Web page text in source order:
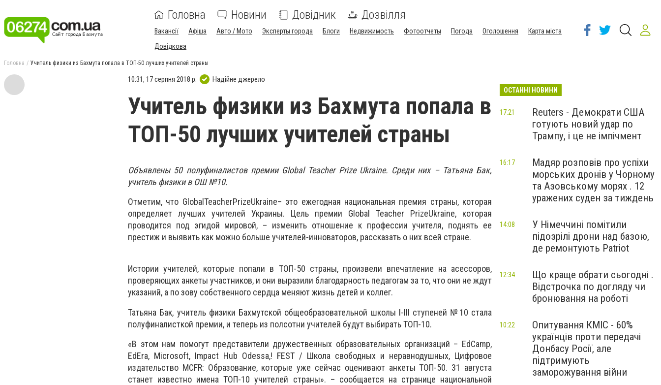
Головна Новини Довідник Дозвілля
Вакансії Афіша Авто / Мото Эксперты города Блоги Недвижимость Фотоотчеты Погода Оголошення
Карта міста
Довідкова
Головна Учитель физики из Бахмута попала в ТОП-50 лучших учителей страны
10:31, 17 серпня 2018 р. Надійне джерело
Учитель физики из Бахмута попала в
ТОП-50 лучших учителей страны
Объявлены 50 полуфиналистов премии Global Teacher Prize Ukraine. Среди них – Татьяна Бак,
учитель физики в ОШ №10.
Отметим, что Global TeacherPrizeUkraine– это ежегодная национальная премия страны, которая
определяет лучших учителей Украины. Цель премии Global Teacher PrizeUkraine, которая
проводится под эгидой мировой, – изменить отношение к профессии учителя, поднять ее
престиж и выявить как можно больше учителей-инноваторов, рассказать о них всей стране.
Истории учителей, которые попали в ТОП-50 страны, произвели впечатление на асессоров,
проверяющих анкеты участников, и они выразили благодарность педагогам за то, что они не ждут
указаний, а по зову собственного сердца меняют жизнь детей и коллег.
Татьяна Бак, учитель физики Бахмутской общеобразовательной школы I-III ступеней №10 стала
полуфиналисткой премии, и теперь из полсотни учителей будут выбирать ТОП-10.
«В этом нам помогут представители дружественных образовательных организаций – EdCamp,
EdEra, Microsoft, Impact Hub Odessa,! FEST / Школа свободных и неравнодушных, Цифровое
издательство MCFR: Образование, которые уже сейчас оценивают анкеты ТОП-50. 31 августа
станет известно имена ТОП-10 учителей страны». – сообщается на странице национальной
ОСТАННІ НОВИНИ
Reuters - Демократи США
готують новий удар по
Трампу, і це не імпічмент
17:21
Мадяр розповів про успіхи
морських дронів у Чорному
та Азовському морях . 12
уражених суден за тиждень
16:17
У Німеччині помітили
підозрілі дрони над базою,
де ремонтують Patriot
14:08
Що краще обрати сьогодні .
Відстрочка по догляду чи
бронювання на роботі
12:34
Опитування КМІС - 60%
українців проти передачі
Донбасу Росії, але
підтримують
заморожування війни
10:22